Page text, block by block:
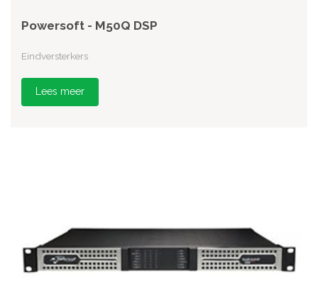
Powersoft - M50Q DSP
Eindversterkers
Lees meer